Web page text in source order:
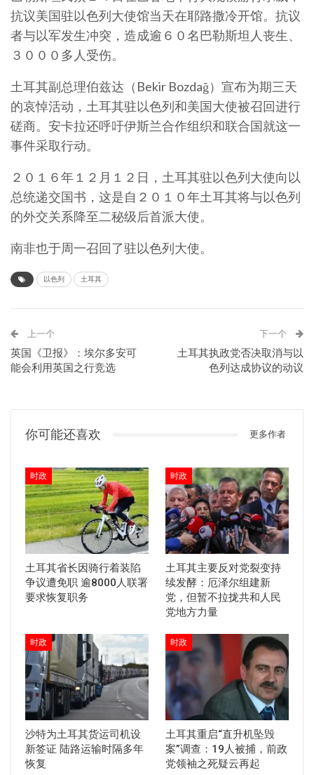
抗议美国驻以色列大使馆当天在耶路撒冷开馆。抗议
者与以军发生冲突，造成逾６０名巴勒斯坦人丧生、
３０００多人受伤。
土耳其副总理伯兹达（Bekir Bozdağ）宣布为期三天
的哀悼活动，土耳其驻以色列和美国大使被召回进行
磋商。安卡拉还呼吁伊斯兰合作组织和联合国就这一
事件采取行动。
２０１６年１２月１２日，土耳其驻以色列大使向以
总统递交国书，这是自２０１０年土耳其将与以色列
的外交关系降至二秘级后首派大使。
南非也于周一召回了驻以色列大使。
以色列 土耳其
上一个
英国《卫报》：埃尔多安可
能会利用英国之行竞选
下一个
土耳其执政党否决取消与以
色列达成协议的动议
你可能还喜欢 更多作者
时政
土耳其省长因骑行着装陷
争议遭免职 逾8000人联署
要求恢复职务
时政
土耳其主要反对党裂变持
续发酵：厄泽尔组建新
党，但暂不拉拢共和人民
党地方力量
时政
沙特为土耳其货运司机设
新签证 陆路运输时隔多年
恢复
时政
土耳其重启“直升机坠毁
案”调查：19人被捕，前政
党领袖之死疑云再起